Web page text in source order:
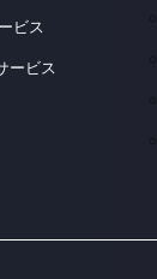
ビス
ービス